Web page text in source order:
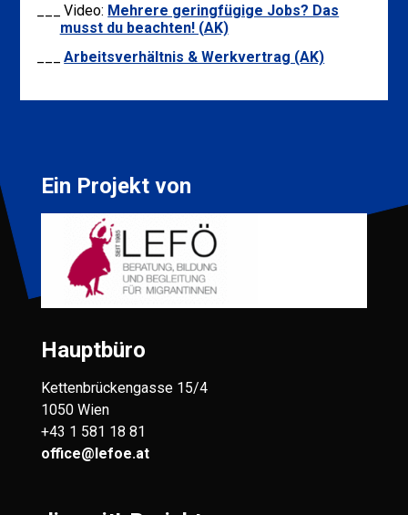
Video: Mehrere geringfügige Jobs? Das
musst du beachten! (AK)
Arbeitsverhältnis & Werkvertrag (AK)
Ein Projekt von
Hauptbüro
Kettenbrückengasse 15/4
1050 Wien
+43 1 581 18 81
office@lefoe.at